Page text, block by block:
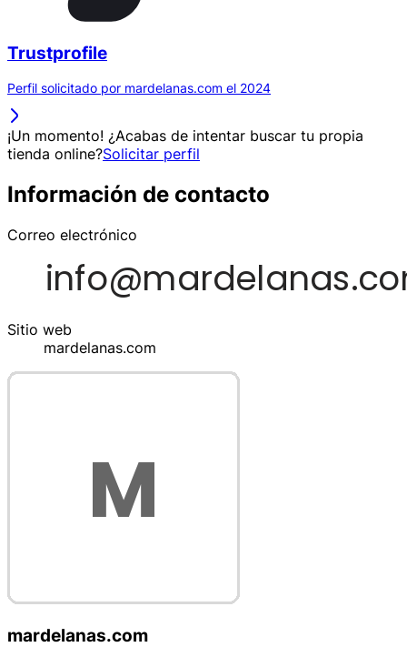
Trustprofile
Perfil solicitado por mardelanas.com el 2024
¡Un momento! ¿Acabas de intentar buscar tu propia
tienda online?Solicitar perfil
Información de contacto
Correo electrónico
Sitio web
mardelanas.com
mardelanas.com